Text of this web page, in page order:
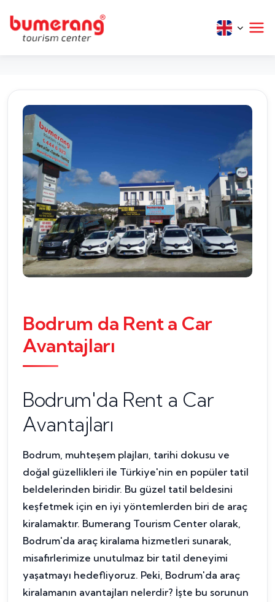
Bodrum da Rent a Car
Avantajları
Bodrum'da Rent a Car
Avantajları
Bodrum, muhteşem plajları, tarihi dokusu ve
doğal güzellikleri ile Türkiye'nin en popüler tatil
beldelerinden biridir. Bu güzel tatil beldesini
keşfetmek için en iyi yöntemlerden biri de araç
kiralamaktır. Bumerang Tourism Center olarak,
Bodrum'da araç kiralama hizmetleri sunarak,
misafirlerimize unutulmaz bir tatil deneyimi
yaşatmayı hedefliyoruz. Peki, Bodrum'da araç
kiralamanın avantajları nelerdir? İşte bu sorunun